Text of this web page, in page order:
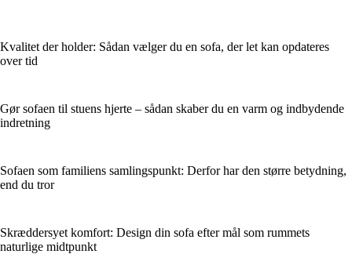
Kvalitet der holder: Sådan vælger du en sofa, der let kan opdateres
over tid
Gør sofaen til stuens hjerte – sådan skaber du en varm og indbydende
indretning
Sofaen som familiens samlingspunkt: Derfor har den større betydning,
end du tror
Skræddersyet komfort: Design din sofa efter mål som rummets
naturlige midtpunkt